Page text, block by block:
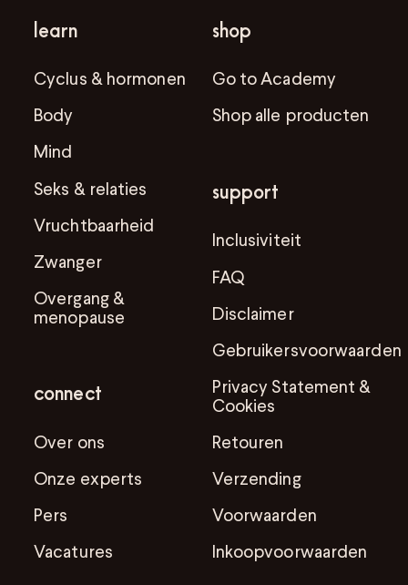
learn
Cyclus & hormonen
Body
Mind
Seks & relaties
Vruchtbaarheid
Zwanger
Overgang &
menopause
connect
Over ons
Onze experts
Pers
Vacatures
shop
Go to Academy
Shop alle producten
support
Inclusiviteit
FAQ
Disclaimer
Gebruikersvoorwaarden
Privacy Statement &
Cookies
Retouren
Verzending
Voorwaarden
Inkoopvoorwaarden